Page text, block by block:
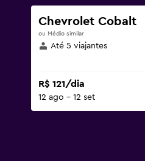
Chevrolet Cobalt
ou Médio similar
Até 5 viajantes
R$ 121/dia
12 ago - 12 set